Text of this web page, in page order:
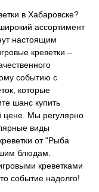
в Хабаровске?
ассортимент
настоящим
креветки –
событию с
которые
шанс купить
цене. Мы регулярно
виды
от "Рыба
блюдам.
креветками
событие надолго!